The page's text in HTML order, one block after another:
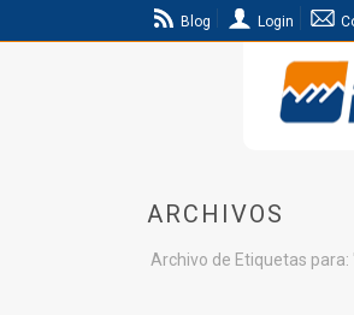
Blog Login
ARCHIVOS
Archivo de Etiquetas para: